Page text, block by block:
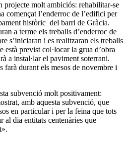
projecte molt ambiciós: rehabilitar-se
començat l’enderroc de l’edifici per
històric del barri de Gràcia.
a terme els treballs d’enderroc de
s’iniciaran i es realitzaran els treballs
previst col·locar la grua d’obra
a instal·lar el paviment soterrani.
farà durant els mesos de novembre i
subvenció molt positivament:
amb aquesta subvenció, que
en particular i per la feina que tots
al dia entitats centenàries que